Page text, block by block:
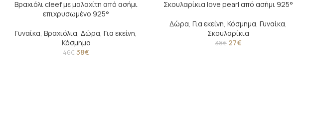
-17%
OUT
Βραχιόλι cleef με μαλαχίτη από ασήμι
επιχρυσωμένο 925°
Γυναίκα,Βραχιόλια,Δώρα,Για εκείνη,
Κόσμημα
46€ 38€
-29%
Σκουλαρίκια love pearl από ασήμι 925°
Δώρα,Για εκείνη,Κόσμημα,Γυναίκα,
Σκουλαρίκια
38€ 27€